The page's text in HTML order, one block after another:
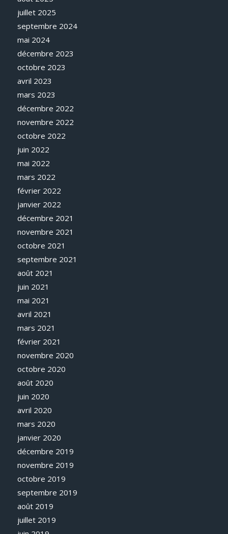
juillet 2025
septembre 2024
mai 2024
décembre 2023
octobre 2023
avril 2023
mars 2023
décembre 2022
novembre 2022
octobre 2022
juin 2022
mai 2022
mars 2022
février 2022
janvier 2022
décembre 2021
novembre 2021
octobre 2021
septembre 2021
août 2021
juin 2021
mai 2021
avril 2021
mars 2021
février 2021
novembre 2020
octobre 2020
août 2020
juin 2020
avril 2020
mars 2020
janvier 2020
décembre 2019
novembre 2019
octobre 2019
septembre 2019
août 2019
juillet 2019